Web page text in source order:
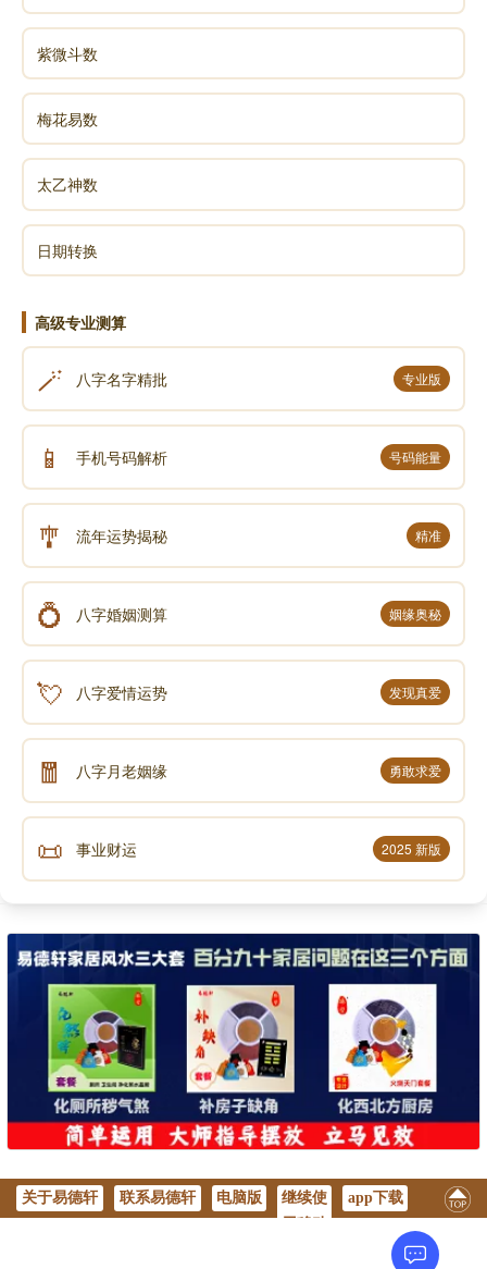
紫微斗数
梅花易数
太乙神数
日期转换
高级专业测算
🪄 八字名字精批 专业版
📱 手机号码解析 号码能量
🎐 流年运势揭秘 精准
💍 八字婚姻测算 姻缘奥秘
💘 八字爱情运势 发现真爱
🧧 八字月老姻缘 勇敢求爱
📜 事业财运 2025 新版
关于易德轩 联系易德轩 电脑版
继续使
app下载